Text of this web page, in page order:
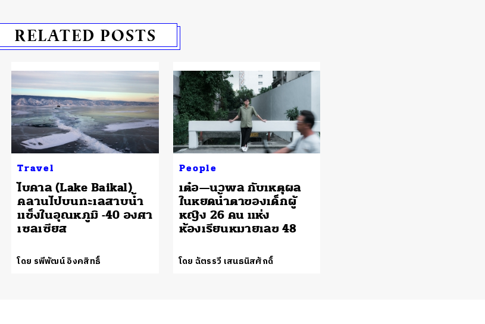
RELATED POSTS
Travel
ไบคาล (Lake Baikal)
คลานไปบนทะเลสาบน้ำ
แข็งในอุณหภูมิ -40 องศา
เซลเซียส
โดย รพีพัฒน์ อิงคสิทธิ์
People
เต๋อ—นวพล กับเหตุผล
ในหยดน้ำตาของเด็กผู้
หญิง 26 คน แห่ง
ห้องเรียนหมายเลข 48
โดย ฉัตรรวี เสนธนิสศักดิ์